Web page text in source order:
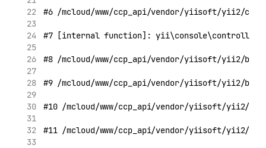
#6 /mcloud/www/ccp_api/vendor/yiisoft/yii2/
#7 [internal function]:
#8 /mcloud/www/ccp_api/vendor/yiisoft/yii2/
#9 /mcloud/www/ccp_api/vendor/yiisoft/yii2/
#10 /mcloud/www/ccp_api/vendor/yiisoft/yii2/
#11 /mcloud/www/ccp_api/vendor/yiisoft/yii2/